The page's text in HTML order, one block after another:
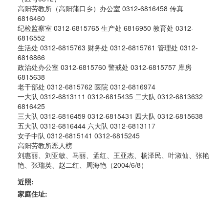
高阳劳教所（高阳蒲口乡）办公室 0312-6816458 传真
6816460
纪检监察室 0312-6815765 生产处 6816950 教育处 0312-
6816552
生活处 0312-6815763 财务处 0312-6815761 管理处 0312-
6816866
政治处办公室 0312-6815760 警戒处 0312-6815757 库房
6815638
老干部处 0312-6815762 医院 0312-6816974
一大队 0312-6813111 0312-6815435 二大队 0312-6813632
6816425
三大队 0312-6816459 0312-6815431 四大队 0312-6815638
五大队 0312-6816444 六大队 0312-6813117
女子中队 0312-6815141 0312-6815245
高阳劳教所恶人榜
刘惠丽、刘亚敏、马丽、孟红、王亚杰、杨泽民、叶淑仙、张艳
艳、张瑞英、赵二红、周海艳（2004/6/8）
近照:
家庭住址: